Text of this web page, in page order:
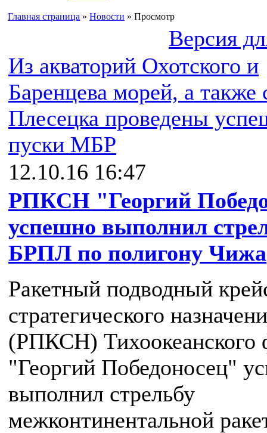
Главная страница » Новости » Просмотр
Версия
Из акваторий Охотского и
Баренцева морей, а также
Плесецка проведены
пуски МБР
12.10.16 16:47
РПКСН "Георгий
успешно выполнил
БРПЛ по полигону Чижа
Ракетный подводный
стратегического
(РПКСН) Тихоокеанского
"Георгий Победоносец"
выполнил стрельбу
межконтинентальной